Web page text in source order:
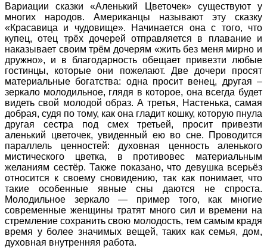
Вариации сказки «Аленький Цветочек» существуют у
многих народов. Американцы называют эту сказку
«Красавица и чудовище». Начинается она с того, что
купец, отец трёх дочерей отправляется в плавание и
наказывает своим трём дочерям «жить без меня мирно и
дружно», и в благодарность обещает привезти любые
гостинцы, которые они пожелают. Две дочери просят
материальные богатства: одна просит венец, другая –
зеркало молодильное, глядя в которое, она всегда будет
видеть свой молодой образ. А третья, Настенька, самая
добрая, судя по тому, как она гладит кошку, которую пнула
другая сестра под смех третьей, просит привезти
аленький цветочек, увиденный ею во сне. Проводится
параллель ценностей: духовная ценность аленького
мистического цветка, в противовес материальным
желаниям сестёр. Также показано, что девушка всерьёз
относится к своему сновидению, так как понимает, что
такие особенные явные сны даются не спроста.
Молодильное зеркало — пример того, как многие
современные женщины тратят много сил и времени на
стремление сохранить свою молодость, тем самым крадя
время у более значимых вещей, таких как семья, дом,
духовная внутренняя работа.